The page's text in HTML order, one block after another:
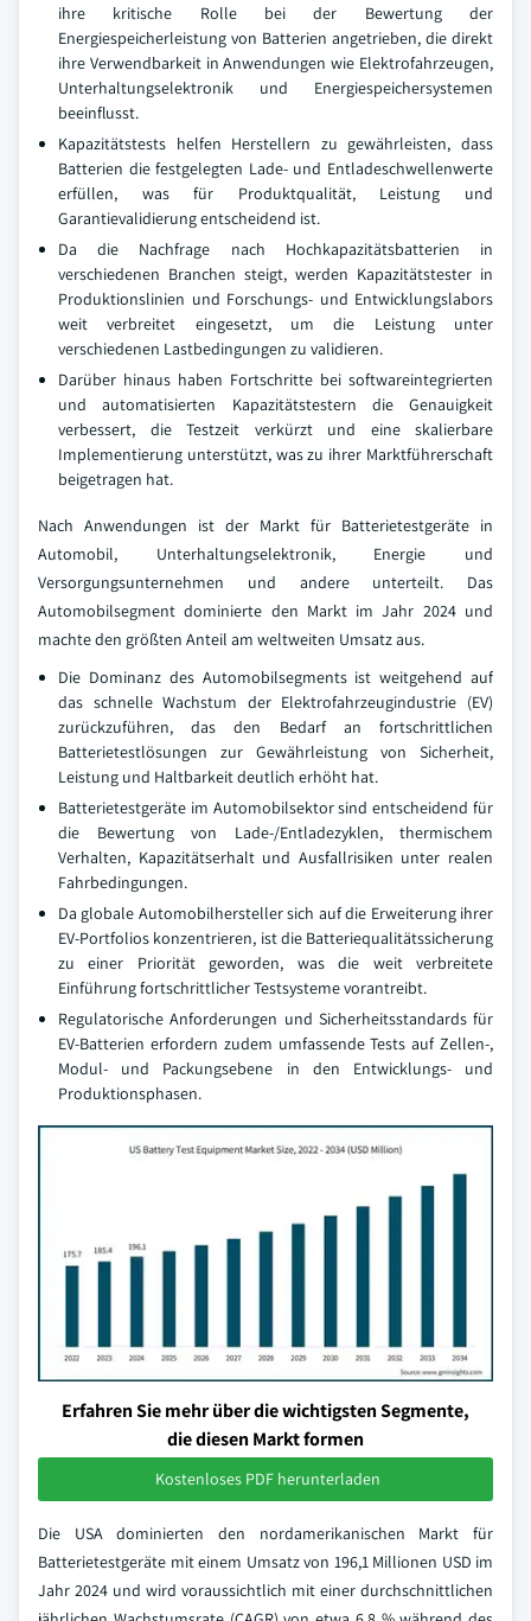
ihre kritische Rolle bei der Bewertung der
Energiespeicherleistung von Batterien angetrieben, die direkt
ihre Verwendbarkeit in Anwendungen wie Elektrofahrzeugen,
Unterhaltungselektronik und Energiespeichersystemen
beeinflusst.
Kapazitätstests helfen Herstellern zu gewährleisten, dass
Batterien die festgelegten Lade- und Entladeschwellenwerte
erfüllen, was für Produktqualität, Leistung und
Garantievalidierung entscheidend ist.
Da die Nachfrage nach Hochkapazitätsbatterien in
verschiedenen Branchen steigt, werden Kapazitätstester in
Produktionslinien und Forschungs- und Entwicklungslabors
weit verbreitet eingesetzt, um die Leistung unter
verschiedenen Lastbedingungen zu validieren.
Darüber hinaus haben Fortschritte bei softwareintegrierten
und automatisierten Kapazitätstestern die Genauigkeit
verbessert, die Testzeit verkürzt und eine skalierbare
Implementierung unterstützt, was zu ihrer Marktführerschaft
beigetragen hat.
Nach Anwendungen ist der Markt für Batterietestgeräte in
Automobil, Unterhaltungselektronik, Energie und
Versorgungsunternehmen und andere unterteilt. Das
Automobilsegment dominierte den Markt im Jahr 2024 und
machte den größten Anteil am weltweiten Umsatz aus.
Die Dominanz des Automobilsegments ist weitgehend auf
das schnelle Wachstum der Elektrofahrzeugindustrie (EV)
zurückzuführen, das den Bedarf an fortschrittlichen
Batterietestlösungen zur Gewährleistung von Sicherheit,
Leistung und Haltbarkeit deutlich erhöht hat.
Batterietestgeräte im Automobilsektor sind entscheidend für
die Bewertung von Lade-/Entladezyklen, thermischem
Verhalten, Kapazitätserhalt und Ausfallrisiken unter realen
Fahrbedingungen.
Da globale Automobilhersteller sich auf die Erweiterung ihrer
EV-Portfolios konzentrieren, ist die Batteriequalitätssicherung
zu einer Priorität geworden, was die weit verbreitete
Einführung fortschrittlicher Testsysteme vorantreibt.
Regulatorische Anforderungen und Sicherheitsstandards für
EV-Batterien erfordern zudem umfassende Tests auf Zellen-,
Modul- und Packungsebene in den Entwicklungs- und
Produktionsphasen.
Erfahren Sie mehr über die wichtigsten Segmente,
die diesen Markt formen
Kostenloses PDF herunterladen
Die USA dominierten den nordamerikanischen Markt für
Batterietestgeräte mit einem Umsatz von 196,1 Millionen USD im
Jahr 2024 und wird voraussichtlich mit einer durchschnittlichen